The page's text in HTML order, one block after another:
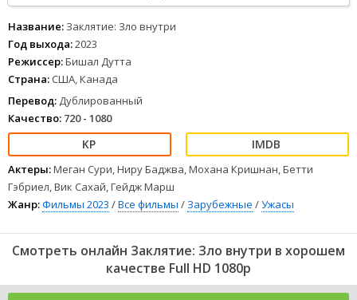
12345 678
Название: Заклятие: Зло внутри
Год выхода:2023
Режиссер:Бишал Дутта
Страна: США, Канада
Перевод: Дублированный
Качество: 720 - 1080
Актеры:Меган Сури, Ниру Баджва, Мохана Кришнан, Бетти
Гэбриел, Вик Сахай, Гейдж Марш
Жанр:Фильмы 2023 /Все фильмы / Зарубежные /Ужасы
Смотреть онлайн Заклятие: Зло внутри в хорошем
качестве Full HD 1080p